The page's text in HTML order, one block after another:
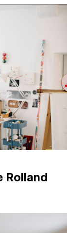
↓
Rolland